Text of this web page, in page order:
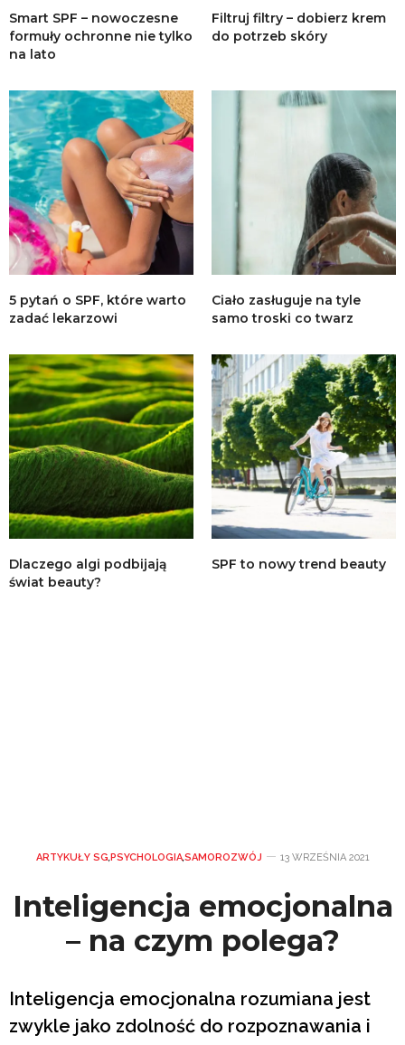
Smart SPF – nowoczesne
formuły ochronne nie tylko
na lato
Filtruj filtry – dobierz krem
do potrzeb skóry
5 pytań o SPF, które warto
zadać lekarzowi
Ciało zasługuje na tyle
samo troski co twarz
Dlaczego algi podbijają
świat beauty?
SPF to nowy trend beauty
ARTYKUŁY SG,PSYCHOLOGIA,SAMOROZWÓJ 13 WRZEŚNIA 2021
Inteligencja emocjonalna
– na czym polega?
Inteligencja emocjonalna rozumiana jest
zwykle jako zdolność do rozpoznawania i